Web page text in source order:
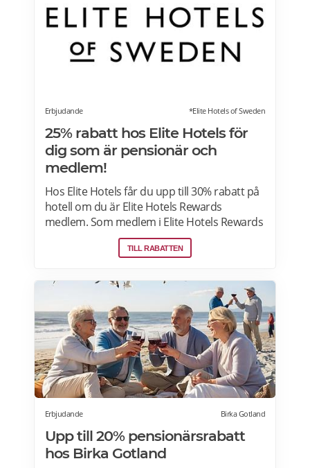
Erbjudande *Elite Hotels of Sweden
25% rabatt hos Elite Hotels för
dig som är pensionär och
medlem!
Hos Elite Hotels får du upp till 30% rabatt på
hotell om du är Elite Hotels Rewards
medlem. Som medlem i Elite Hotels Rewards
får du tillgång till unika förmåner och
erbjudanden. Du kan samla poäng till
mer om pensionärsrabatter och
erbjudanden på Elite Hotels of Sweden här.
TILL RABATTEN
Erbjudande Birka Gotland
Upp till 20% pensionärsrabatt
hos Birka Gotland